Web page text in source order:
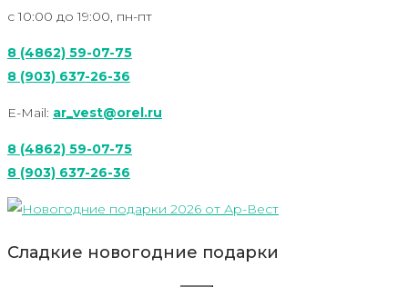
с 10:00 до 19:00, пн-пт
8 (4862) 59-07-75
8 (903) 637-26-36
E-Mail: ar_vest@orel.ru
8 (4862) 59-07-75
8 (903) 637-26-36
Сладкие новогодние подарки